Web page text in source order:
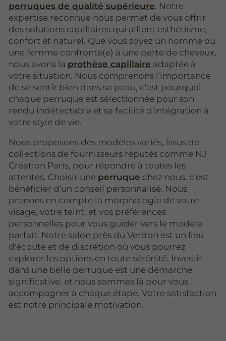
perruques de qualité supérieure. Notre
expertise reconnue nous permet de vous offrir
des solutions capillaires qui allient esthétisme,
confort et naturel. Que vous soyez un homme ou
une femme confronté(e) à une perte de cheveux,
nous avons la prothèse capillaire adaptée à
votre situation. Nous comprenons l'importance
de se sentir bien dans sa peau, c'est pourquoi
chaque perruque est sélectionnée pour son
rendu indétectable et sa facilité d'intégration à
votre style de vie.
Nous proposons des modèles variés, issus de
collections de fournisseurs réputés comme NJ
Création Paris, pour répondre à toutes les
attentes. Choisir une perruque chez nous, c'est
bénéficier d'un conseil personnalisé. Nous
prenons en compte la morphologie de votre
visage, votre teint, et vos préférences
personnelles pour vous guider vers le modèle
parfait. Notre salon près du Verdon est un lieu
d'écoute et de discrétion où vous pourrez
explorer les options en toute sérénité. Investir
dans une belle perruque est une démarche
significative, et nous sommes là pour vous
accompagner à chaque étape. Votre satisfaction
est notre principale motivation.